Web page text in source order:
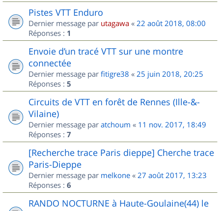
Pistes VTT Enduro
Dernier message par utagawa « 22 août 2018, 08:00
Réponses : 1
Envoie d’un tracé VTT sur une montre
connectée
Dernier message par fitigre38 « 25 juin 2018, 20:25
Réponses : 5
Circuits de VTT en forêt de Rennes (Ille-&-
Vilaine)
Dernier message par atchoum « 11 nov. 2017, 18:49
Réponses : 7
[Recherche trace Paris dieppe] Cherche trace
Paris-Dieppe
Dernier message par melkone « 27 août 2017, 13:23
Réponses : 6
RANDO NOCTURNE à Haute-Goulaine(44) le